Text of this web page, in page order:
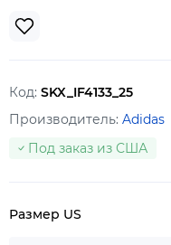
Код: SKX_IF4133_25
Производитель: Adidas
Под заказ из США
Размер US